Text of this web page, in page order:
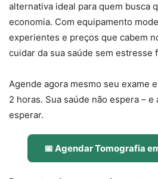
alternativa ideal para quem busca
economia. Com equipamento
experientes e preços que cabem
cuidar da sua saúde sem estresse
Agende agora mesmo seu exame
2 horas. Sua saúde não espera –
esperar.
📅 Agendar Tomografia